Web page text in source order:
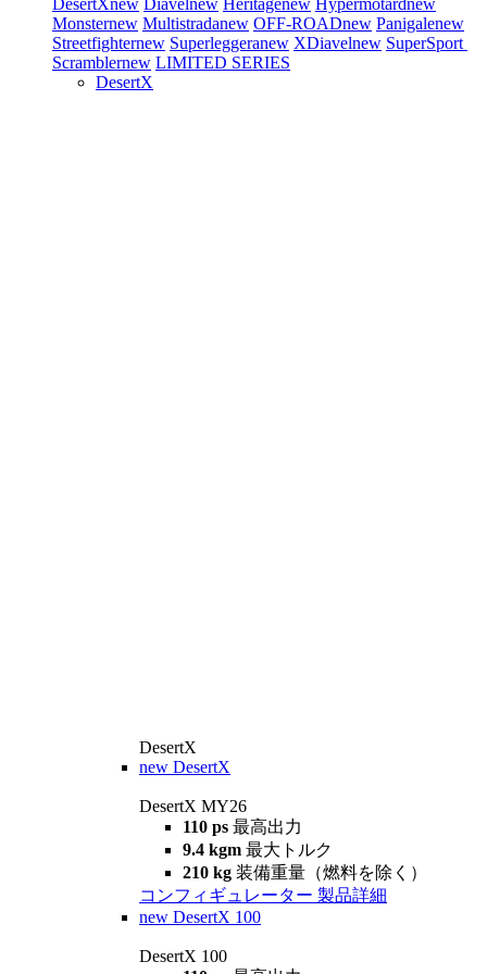
DesertXnew Diavelnew Heritagenew Hypermotardnew
Monsternew Multistradanew OFF-ROADnew Panigalenew
Streetfighternew Superleggeranew XDiavelnew SuperSport
Scramblernew LIMITED SERIES
DesertX
DesertX
new DesertX
DesertX MY26
110 ps 最高出力
9.4 kgm 最大トルク
210 kg 装備重量（燃料を除く）
コンフィギュレーター 製品詳細
new DesertX 100
DesertX 100